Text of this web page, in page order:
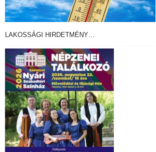
LAKOSSÁGI HIRDETMÉNY…